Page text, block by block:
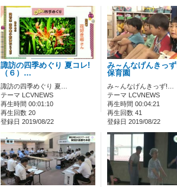
諏訪の四季めぐり 夏コレ!
（６）…
諏訪の四季めぐり 夏…
テーマ LCVNEWS
再生時間 00:01:10
再生回数 20
登録日 2019/08/22
み～んなげんきっ
保育園
み～んなげんきっず!…
テーマ LCVNEWS
再生時間 00:04:21
再生回数 41
登録日 2019/08/22